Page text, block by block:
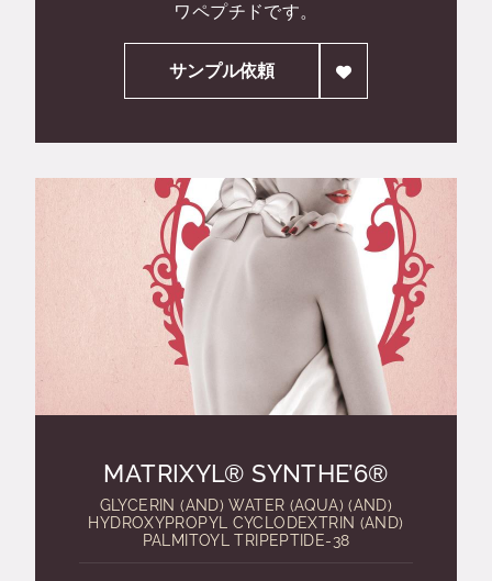
ワペプチドです。
サンプル依頼
MATRIXYL® SYNTHE’6®
GLYCERIN (AND) WATER (AQUA) (AND)
HYDROXYPROPYL CYCLODEXTRIN (AND)
PALMITOYL TRIPEPTIDE-38